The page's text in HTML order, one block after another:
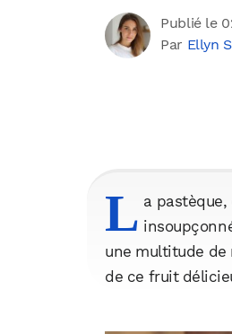
Publié le
Par Ellyn
L a pastèque,
une multitude de
de ce fruit